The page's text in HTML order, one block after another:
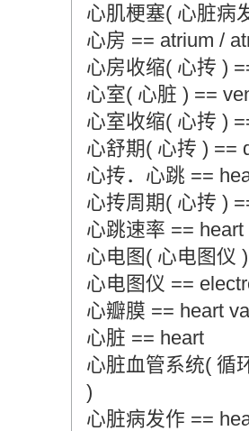
心肌梗塞( 心脏病
心房 == atrium /
心房收缩( 心抟 )
心室( 心脏 ) ==
心室收缩( 心抟 )
心舒期( 心抟 ) ==
心抟．心跳 ==
心抟周期( 心抟 )
心跳速率 == heart
心电图( 心电图仪
心电图仪 ==
心瓣膜 == heart
心脏 == heart
心脏血管系统( 循
)
心脏病发作 ==